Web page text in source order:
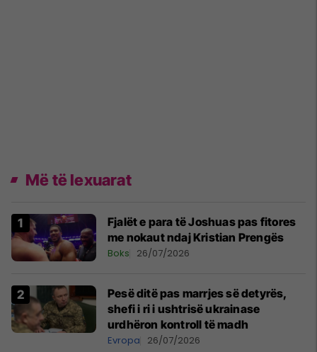
Më të lexuarat
Fjalët e para të Joshuas pas fitores
me nokaut ndaj Kristian Prengës
Boks 26/07/2026
Pesë ditë pas marrjes së detyrës,
shefi i ri i ushtrisë ukrainase
urdhëron kontroll të madh
Evropa 26/07/2026